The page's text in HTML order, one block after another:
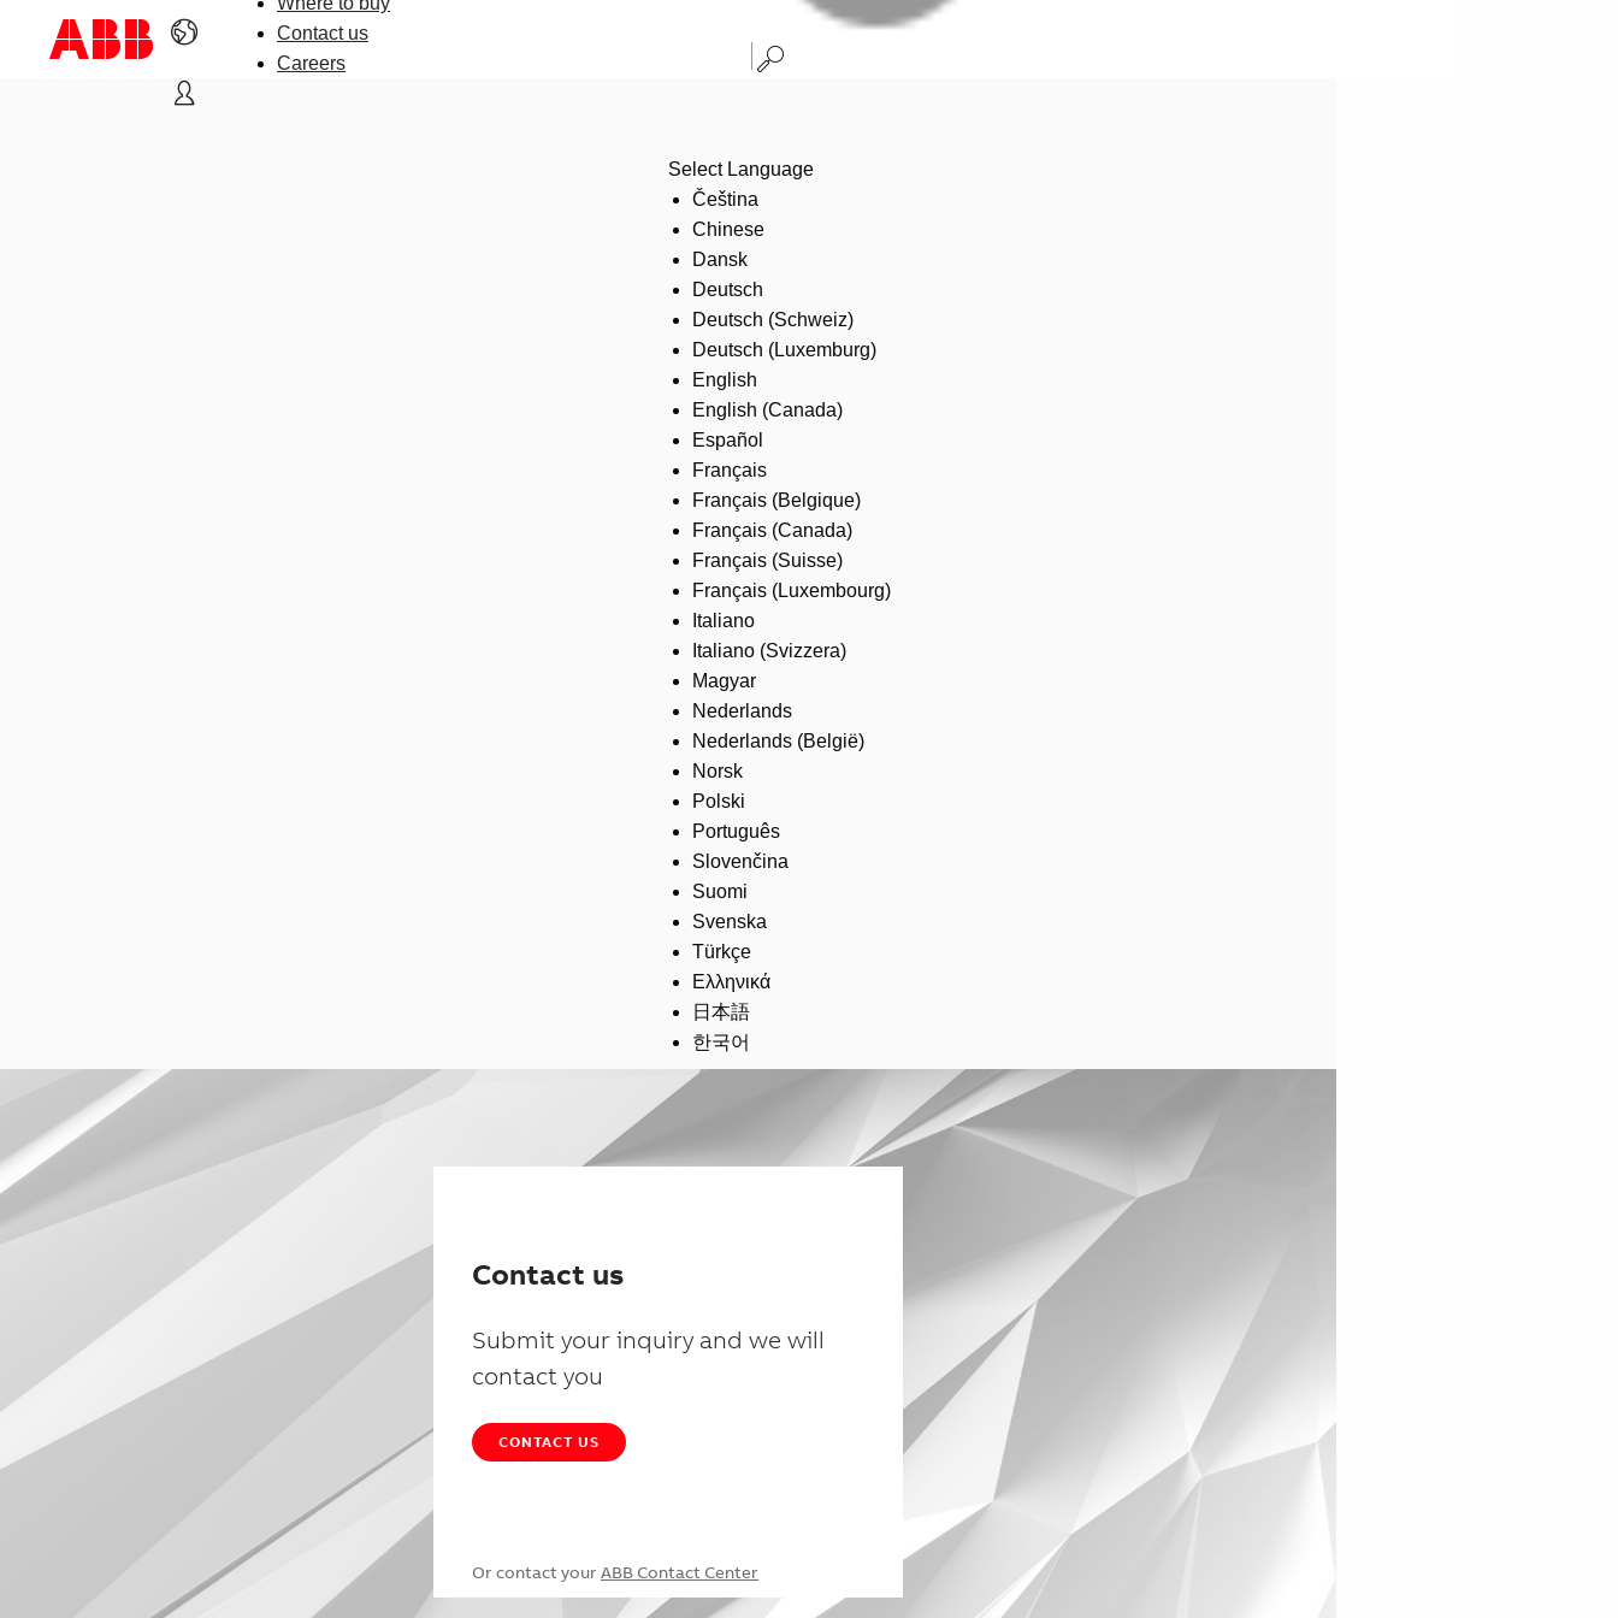
Contact us
Careers
Select Language
Čeština
Chinese
Dansk
Deutsch
Deutsch (Schweiz)
Deutsch (Luxemburg)
English
English (Canada)
Español
Français
Français (Belgique)
Français (Canada)
Français (Suisse)
Français (Luxembourg)
Italiano
Italiano (Svizzera)
Magyar
Nederlands
Nederlands (België)
Norsk
Polski
Português
Slovenčina
Suomi
Svenska
Türkçe
Ελληνικά
日本語
한국어
Contact us
Submit your inquiry and we will
contact you
CONTACT US
Or contact your ABB Contact Center